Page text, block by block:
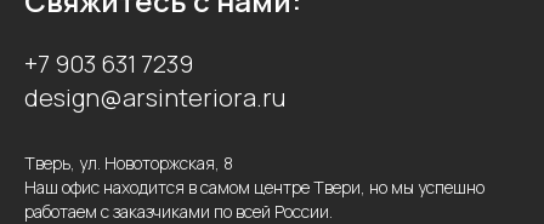
+7 903 631 7239
design@arsinteriora.ru
Тверь, ул. Новоторжская, 8
Наш офис находится в самом центре Твери, но мы успешно
работаем с заказчиками по всей России.